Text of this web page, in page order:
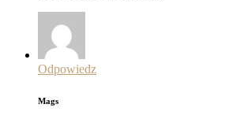
Odpowiedz
Mags